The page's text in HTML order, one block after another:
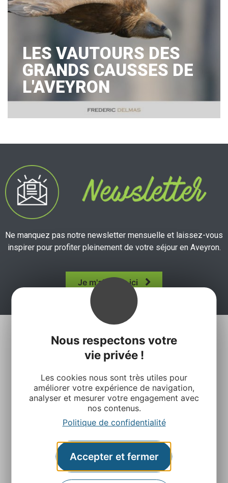
Nous respectons votre
vie privée !
Les cookies nous sont très utiles pour
améliorer votre expérience de navigation,
analyser et mesurer votre engagement avec
nos contenus.
Politique de confidentialité
Accepter et fermer
LES VAUTOURS DES
GRANDS CAUSSES DE
L'AVEYRON
Ne manquez pas notre newsletter mensuelle et laissez-vous
inspirer pour profiter pleinement de votre séjour en Aveyron.
Je m'abonne ici
Agence Départementale de l’Attractivité et du
Tourisme de l’Aveyron
Rue Louis Blanc – BP831 – 12008 Rodez
Contactez-nous